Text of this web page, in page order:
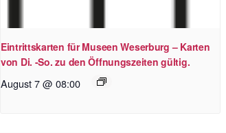
Eintrittskarten für Museen Weserburg – Karten
von Di. -So. zu den Öffnungszeiten gültig.
August 7 @ 08:00